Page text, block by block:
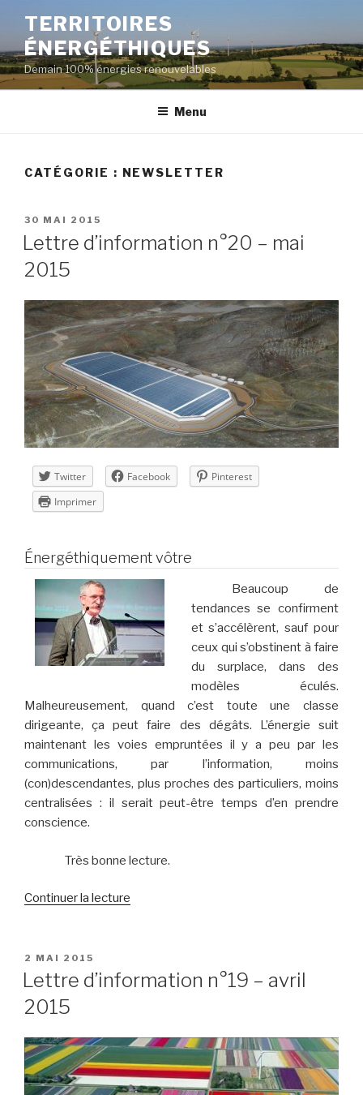
contenu
principal
TERRITOIRES
ÉNERGÉTHIQUES
Demain 100% énergies renouvelables
Menu
CATÉGORIE : NEWSLETTER
PUBLIÉ
LE
30 MAI 2015
Lettre d’information n°20 – mai
2015
Twitter Facebook
Pinterest
Imprimer
Énergéthiquement vôtre
Beaucoup de
tendances se confirment
et s’accélèrent, sauf pour
ceux qui s’obstinent à faire
du surplace, dans des
modèles éculés.
Malheureusement, quand c’est toute une classe
dirigeante, ça peut faire des dégâts. L’énergie suit
maintenant les voies empruntées il y a peu par les
communications, par l’information, moins
(con)descendantes, plus proches des particuliers, moins
centralisées : il serait peut-être temps d’en prendre
conscience.
Très bonne lecture.
Continuer la lecture
–
PUBLIÉ
LE
2 MAI 2015
Lettre d’information n°19 – avril
2015